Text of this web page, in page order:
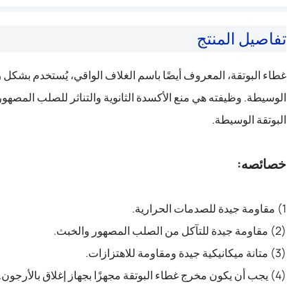
تفاصيل المنتج
غطاء البوتقة، المعروف أيضًا باسم الغلاف الواقي، يُستخدم بشكل
الوسيطة. وظيفته هي منع الأكسدة الثانوية والتناثر للصلب
البوتقة الوسيطة.
خصائصه:
1) مقاومة جيدة للصدمات الحرارية.
(2) مقاومة جيدة للتآكل من الصلب المصهور والخبث.
(3) متانة ميكانيكية جيدة ومقاومة للاهتزازات.
(4) يجب أن يكون مخرج غطاء البوتقة مجهزًا بجهاز إغلاق بالأرجون.